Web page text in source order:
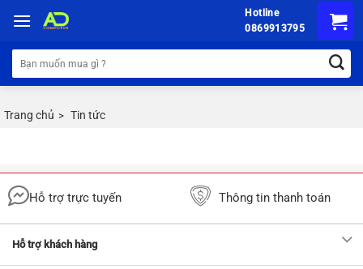
đến
nội
dung
Hotline
0869913795
Tìm
kiếm:
Trang chủ > Tin tức
Hỗ trợ trực tuyến Thông tin thanh toán
Hỗ trợ khách hàng